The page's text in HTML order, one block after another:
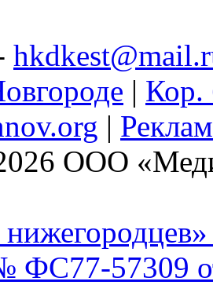
| Кор.
|
ООО
57309